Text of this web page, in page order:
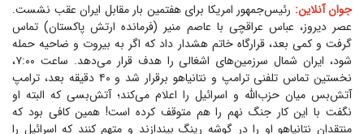
جوان آنلاین: رئیس‌جمهور امریکا برای هفتمین بار مقابل ایران عقب نشست.
عصر دیروز، عباس عراقچی با عاصم منیر (فرمانده ارتش پاکستان) تماس
گرفت و کمی بعد، قرارگاه خاتم هشدار داد که اگر به بیروت و ضاحیه حمله
شود، ایران شمال سرزمین‌های اشغالی را هدف قرار می‌دهد. ساعت ۷:۰۰،
نخستین تماس تلفنی ترامپ و نتانیاهو برقرار شد و ۴۰ دقیقه بعد، ترامپ
آتش‌بس میان حزب‌الله و اسرائیل را اعلام می‌کند؛ آتش‌بسی که البته او
نگفت با این کار جنگ نهم را هم متوقف کرده است! همین کافی بود که
منتقدان نتانیاهو او را در گوشه رینگ بیندازند و متهم کنند که اسرائیل را